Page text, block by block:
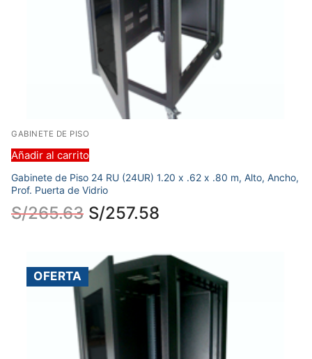
GABINETE DE PISO
Añadir al carrito
Gabinete de Piso 24 RU (24UR) 1.20 x .62 x .80 m, Alto, Ancho,
Prof. Puerta de Vidrio
S/265.63 S/257.58
OFERTA